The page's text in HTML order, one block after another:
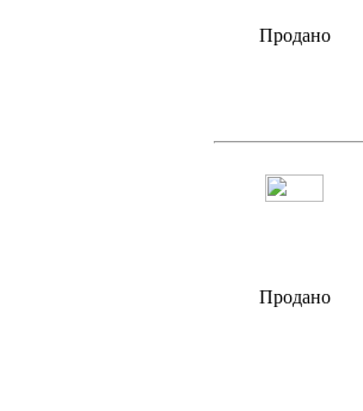
Продано
Продано